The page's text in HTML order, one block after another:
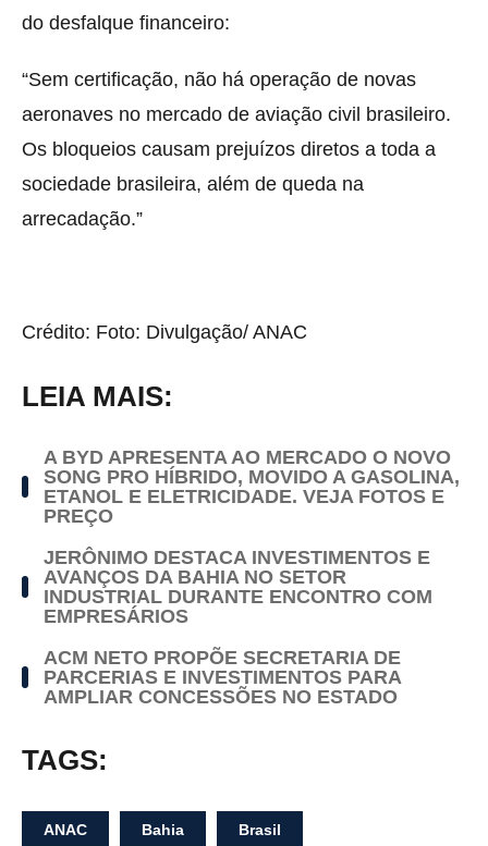
do desfalque financeiro:
“Sem certificação, não há operação de novas
aeronaves no mercado de aviação civil brasileiro.
Os bloqueios causam prejuízos diretos a toda a
sociedade brasileira, além de queda na
arrecadação.”
Crédito: Foto: Divulgação/ ANAC
LEIA MAIS:
A BYD APRESENTA AO MERCADO O NOVO
SONG PRO HÍBRIDO, MOVIDO A GASOLINA,
ETANOL E ELETRICIDADE. VEJA FOTOS E
PREÇO
JERÔNIMO DESTACA INVESTIMENTOS E
AVANÇOS DA BAHIA NO SETOR
INDUSTRIAL DURANTE ENCONTRO COM
EMPRESÁRIOS
ACM NETO PROPÕE SECRETARIA DE
PARCERIAS E INVESTIMENTOS PARA
AMPLIAR CONCESSÕES NO ESTADO
TAGS:
ANAC Bahia Brasil